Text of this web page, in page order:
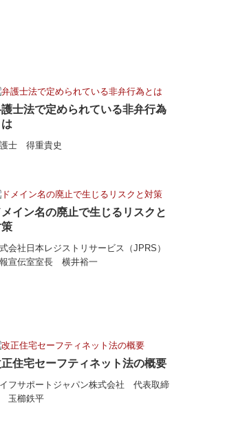
士法で定められている非弁行為
士 得重貴史
メイン名の廃止で生じるリスクと
会社日本レジストリサービス（JPRS）
宣伝室室長 横井裕一
住宅セーフティネット法の概要
フサポートジャパン株式会社 代表取締
玉櫛鉄平